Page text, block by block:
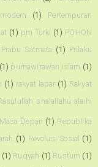
(1)
Pertempuran
(1) pm Turki (1) POHON
Prabu Satmata (1) Prilaku
(1) purnawirawan Islam (1)
(1) rakyat lapar (1) Rakyat
shalallahu alaihi
Depan (1) Republika
(1) Revolusi Sosial (1)
(1) Ruqyah (1) Rustum (1)